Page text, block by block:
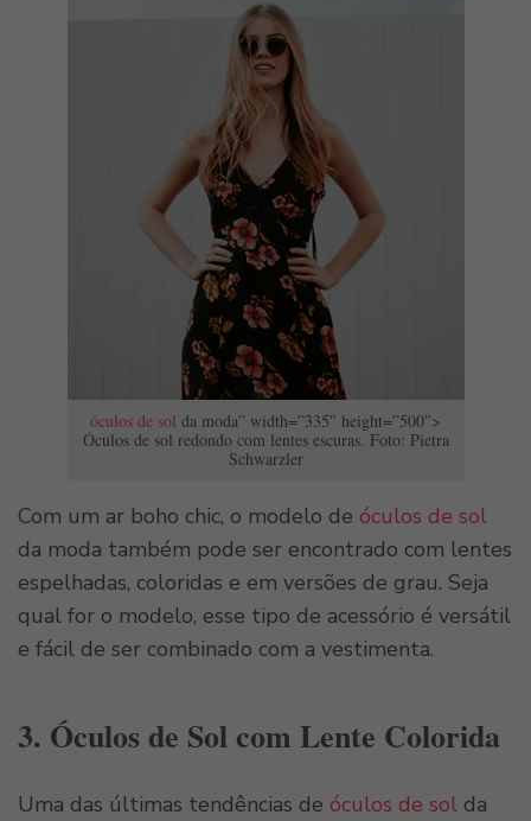
óculos de sol da moda” width=”335″ height=”500″>
Óculos de sol redondo com lentes escuras. Foto: Pietra
Schwarzler
Com um ar boho chic, o modelo de óculos de sol
da moda também pode ser encontrado com lentes
espelhadas, coloridas e em versões de grau. Seja
qual for o modelo, esse tipo de acessório é versátil
e fácil de ser combinado com a vestimenta.
3. Óculos de Sol com Lente Colorida
Uma das últimas tendências de óculos de sol da